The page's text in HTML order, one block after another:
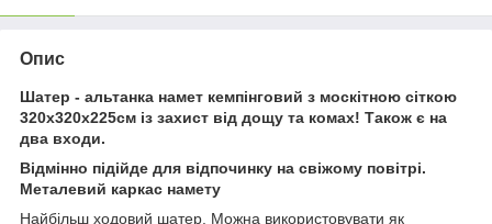
Опис
Шатер - альтанка намет кемпінговий з москітною сіткою
320х320х225см із захист від дощу та комах! Також є на
два входи.
Відмінно підійде для відпочинку на свіжому повітрі.
Металевий каркас намету
Найбільш ходовий шатер. Можна використовувати як